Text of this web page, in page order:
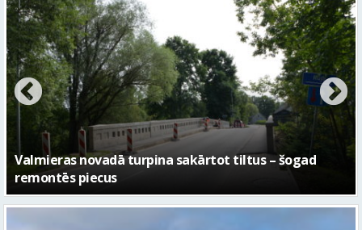
No pagaidu teātra līdz laikmetīgās kultūras centram
– kā attīstīsies “Kurtuve”